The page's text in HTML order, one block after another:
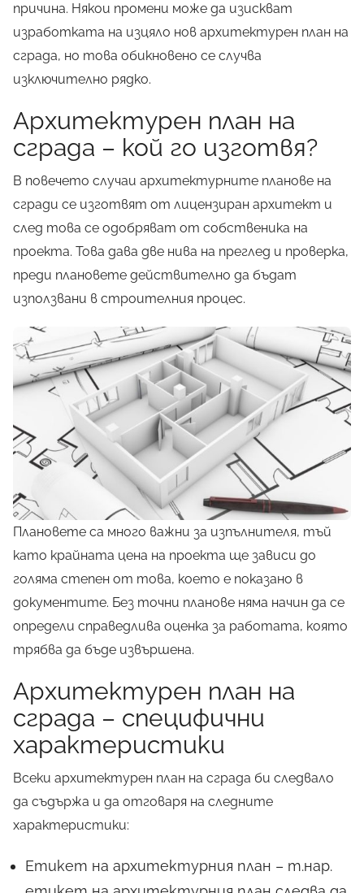
причина. Някои промени може да изискват
изработката на изцяло нов архитектурен план на
сграда, но това обикновено се случва
изключително рядко.
Архитектурен план на
сграда – кой го изготвя?
В повечето случаи архитектурните планове на
сгради се изготвят от лицензиран архитект и
след това се одобряват от собственика на
проекта. Това дава две нива на преглед и проверка,
преди плановете действително да бъдат
използвани в строителния процес.
Плановете са много важни за изпълнителя, тъй
като крайната цена на проекта ще зависи до
голяма степен от това, което е показано в
документите. Без точни планове няма начин да се
определи справедлива оценка за работата, която
трябва да бъде извършена.
Архитектурен план на
сграда – специфични
характеристики
Всеки архитектурен план на сграда би следвало
да съдържа и да отговаря на следните
характеристики:
Етикет на архитектурния план – т.нар.
X